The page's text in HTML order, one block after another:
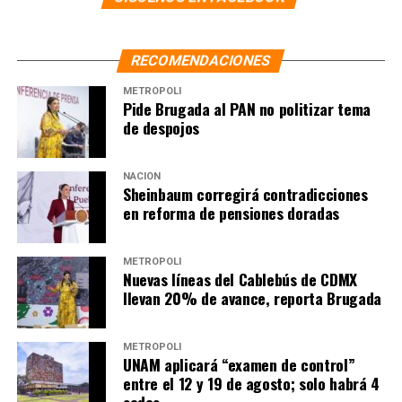
devolver al estado una parte de los recursos que se
generan en Nuevo León, como por ejemplo, los
impuestos por la venta de las empresas, para que estos
recursos sean usados en obras específicas.
RECOMENDACIONES
METRÓPOLI
Pide Brugada al PAN no politizar tema
de despojos
NACIÓN
Sheinbaum corregirá contradicciones
en reforma de pensiones doradas
METRÓPOLI
Nuevas líneas del Cablebús de CDMX
llevan 20% de avance, reporta Brugada
METRÓPOLI
UNAM aplicará “examen de control”
entre el 12 y 19 de agosto; solo habrá 4